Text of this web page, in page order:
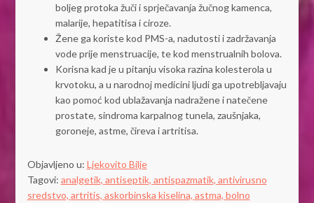
boljeg protoka žuči i sprječavanja žučnog kamenca,
malarije, hepatitisa i ciroze.
Žene ga koriste kod PMS-a, nadutosti i zadržavanja
vode prije menstruacije, te kod menstrualnih bolova.
Korisna kad je u pitanju visoka razina kolesterola u
krvotoku, a u narodnoj medicini ljudi ga upotrebljavaju
kao pomoć kod ublažavanja nadražene i natečene
prostate, sindroma karpalnog tunela, zaušnjaka,
goroneje, astme, čireva i artritisa.
Objavljeno u: Ljekovito Bilje
Tagovi: analgetik, antiseptik, antispazmatik, antivirusno
sredstvo, artritis, askorbinska kiselina, astma, bolno